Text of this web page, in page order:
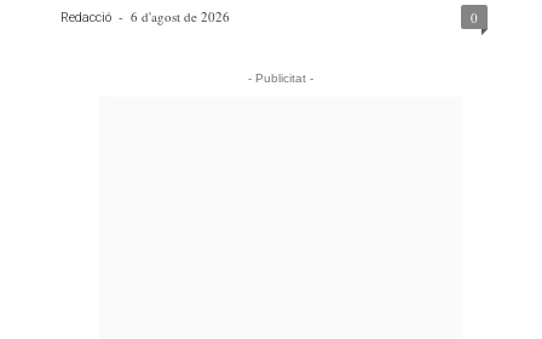
Redacció - 6 d'agost de 2026 0
- Publicitat -